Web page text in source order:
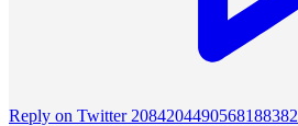
Reply on Twitter 2084204490568188382